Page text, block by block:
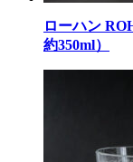
ローハン
約350ml）